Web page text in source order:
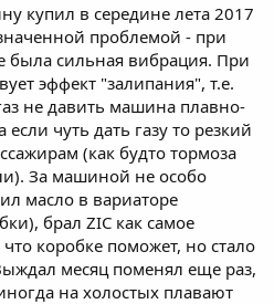
купил в середине лета 2017
проблемой - при
была сильная вибрация. При
эффект "залипания", т.е.
не давить машина плавно-
чуть дать газу то резкий
(как будто тормоза
За машиной не особо
масло в вариаторе
брал ZIC как самое
коробке поможет, но стало
месяц поменял еще раз,
на холостых плавают